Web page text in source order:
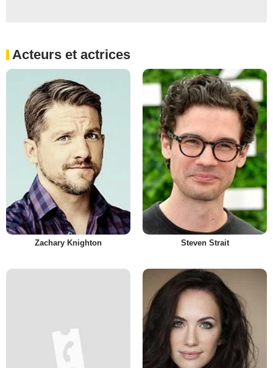
Acteurs et actrices
Zachary Knighton Steven Strait